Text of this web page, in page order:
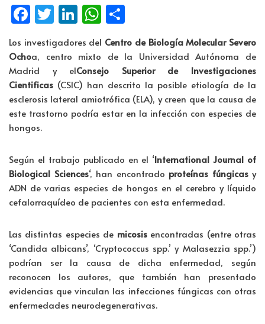
Fa
ce
b
o
o
k
T
wi
tt
er
Li
k
e
dI
n
W
h
at
s
A
p
m
p
ar
tir
Los investigadores del Centro de Biología Molecular Severo
Ochoa, centro mixto de la Universidad Autónoma de
Madrid y elConsejo Superior de Investigaciones
Cientificas (CSIC) han descrito la posible etiología de la
esclerosis lateral amiotrófica (ELA), y creen que la causa de
este trastorno podría estar en la infección con especies de
hongos.
Según el trabajo publicado en el ‘International Journal of
Biological Sciences‘, han encontrado proteínas fúngicas y
ADN de varias especies de hongos en el cerebro y líquido
cefalorraquídeo de pacientes con esta enfermedad.
Las distintas especies de micosis encontradas (entre otras
‘Candida albicans’, ‘Cryptococcus spp.’ y Malasezzia spp.’)
podrían ser la causa de dicha enfermedad, según
reconocen los autores, que también han presentado
evidencias que vinculan las infecciones fúngicas con otras
enfermedades neurodegenerativas.